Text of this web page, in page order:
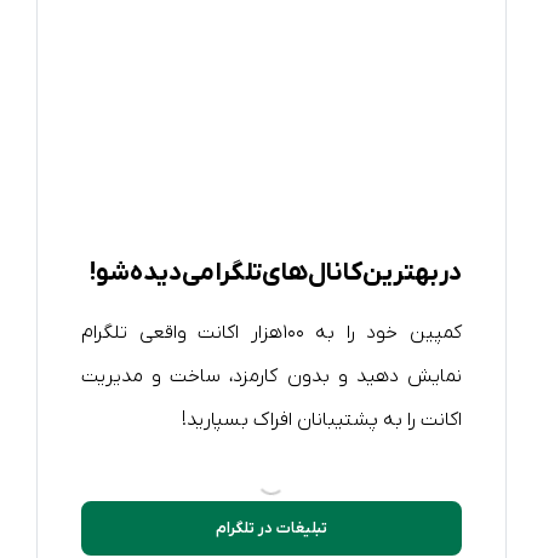
در بهترین کانال های تلگرامی دیده شو!
کمپین خود را به ۱۰۰هزار اکانت واقعی تلگرام
نمایش دهید و بدون کارمزد، ساخت و مدیریت
اکانت را به پشتیبانان افراک بسپارید!
تبلیغات در تلگرام